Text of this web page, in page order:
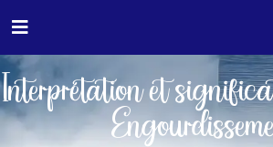
Interprétation et